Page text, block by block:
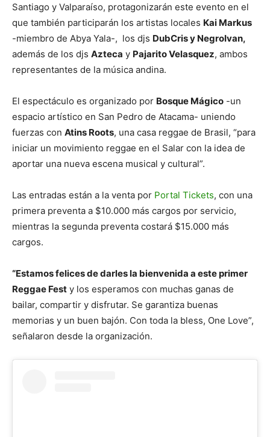
Santiago y Valparaíso, protagonizarán este evento en el
que también participarán los artistas locales Kai Markus
-miembro de Abya Yala-, los djs DubCris y NegroIvan,
además de los djs Azteca y Pajarito Velasquez, ambos
representantes de la música andina.
El espectáculo es organizado por Bosque Mágico -un
espacio artístico en San Pedro de Atacama- uniendo
fuerzas con Atins Roots, una casa reggae de Brasil, “para
iniciar un movimiento reggae en el Salar con la idea de
aportar una nueva escena musical y cultural”.
Las entradas están a la venta por Portal Tickets, con una
primera preventa a $10.000 más cargos por servicio,
mientras la segunda preventa costará $15.000 más
cargos.
“Estamos felices de darles la bienvenida a este primer
Reggae Fest y los esperamos con muchas ganas de
bailar, compartir y disfrutar. Se garantiza buenas
memorias y un buen bajón. Con toda la bless, One Love”,
señalaron desde la organización.